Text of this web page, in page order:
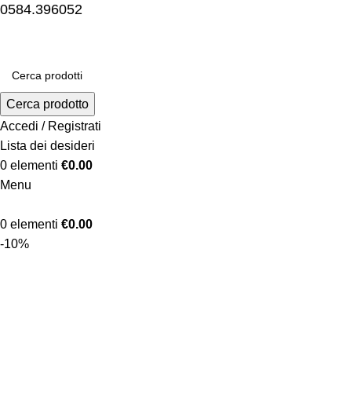
0584.396052
Cerca prodotto
Accedi / Registrati
Lista dei desideri
0 elementi €0.00
Menu
0 elementi €0.00
-10%